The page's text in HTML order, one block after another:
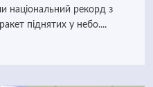
національний рекорд з
піднятих у небо....